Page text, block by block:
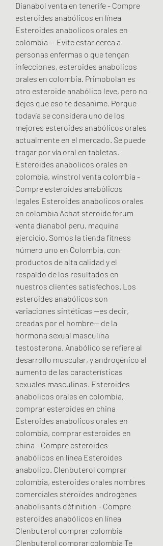
Dianabol venta en tenerife - Compre
esteroides anabólicos en línea
Esteroides anabolicos orales en
colombia -- Evite estar cerca a
personas enfermas o que tengan
infecciones, esteroides anabolicos
orales en colombia. Primobolan es
otro esteroide anabólico leve, pero no
dejes que eso te desanime. Porque
todavía se considera uno de los
mejores esteroides anabólicos orales
actualmente en el mercado. Se puede
tragar por vía oral en tabletas.
Esteroides anabolicos orales en
colombia, winstrol venta colombia -
Compre esteroides anabólicos
legales Esteroides anabolicos orales
en colombia Achat steroide forum
venta dianabol peru, maquina
ejercicio. Somos la tienda fitness
número uno en Colombia, con
productos de alta calidad y el
respaldo de los resultados en
nuestros clientes satisfechos. Los
esteroides anabólicos son
variaciones sintéticas —es decir,
creadas por el hombre— de la
hormona sexual masculina
testosterona. Anabólico se refiere al
desarrollo muscular, y androgénico al
aumento de las características
sexuales masculinas. Esteroides
anabolicos orales en colombia,
comprar esteroides en china
Esteroides anabolicos orales en
colombia, comprar esteroides en
china - Compre esteroides
anabólicos en línea Esteroides
anabolico. Clenbuterol comprar
colombia, esteroides orales nombres
comerciales stéroïdes androgènes
anabolisants définition - Compre
esteroides anabólicos en línea
Clenbuterol comprar colombia
Clenbuterol comprar colombia Te